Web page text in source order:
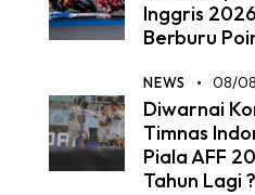
Inggris
Berburu
NEWS 08/
Diwarnai
Timnas
Piala AFF
Tahun Lagi ?